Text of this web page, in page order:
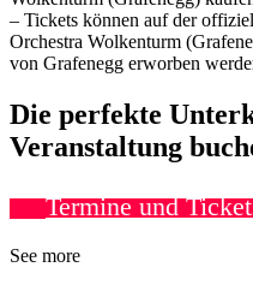
– Tickets können auf der
Orchestra Wolkenturm
von Grafenegg erworben
Die perfekte
Veranstaltung
Termine und
See more